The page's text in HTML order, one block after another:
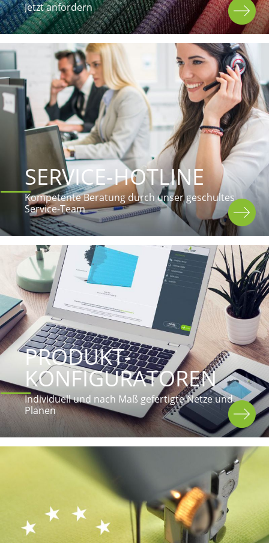
Jetzt anfordern
SERVICE-HOTLINE
Kompetente Beratung durch unser geschultes
Service-Team
PRODUKT-
KONFIGURATOREN
Individuell und nach Maß gefertigte Netze und
Planen